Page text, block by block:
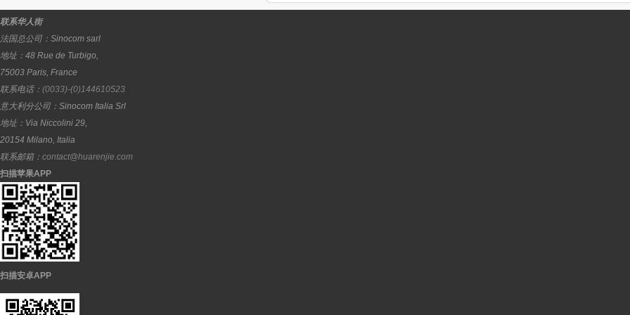
联系华人街
法国总公司： Sinocom sarl
地址： 48 Rue de Turbigo,
75003 Paris, France
联系电话： (0033)-(0)144610523
意大利分公司： Sinocom Italia Srl
地址： Via Niccolini 29,
20154 Milano, Italia
联系邮箱： contact@huarenjie.com
扫描苹果APP
扫描安卓APP